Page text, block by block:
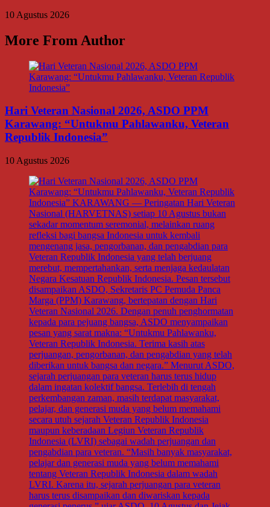
10 Agustus 2026
More From Author
Hari Veteran Nasional 2026, ASDO PPM
Karawang: “Untukmu Pahlawanku, Veteran
Republik Indonesia”
10 Agustus 2026